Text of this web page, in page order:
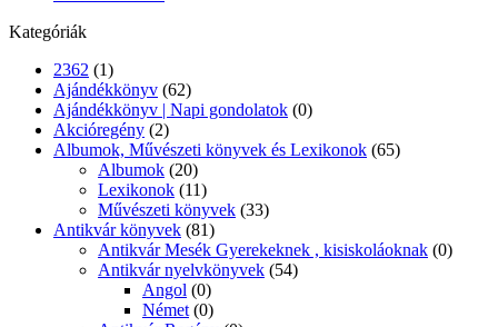
Kategóriák
2362 (1)
Ajándékkönyv (62)
Ajándékkönyv | Napi gondolatok (0)
Akcióregény (2)
Albumok, Művészeti könyvek és Lexikonok (65)
Albumok (20)
Lexikonok (11)
Művészeti könyvek (33)
Antikvár könyvek (81)
Antikvár Mesék Gyerekeknek , kisiskoláoknak (0)
Antikvár nyelvkönyvek (54)
Angol (0)
Német (0)